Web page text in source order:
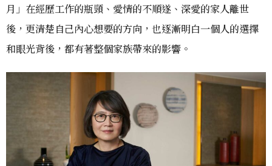
月」在經歷工作的瓶頸、愛情的不順遂、深愛的家人離世
後，更清楚自己內心想要的方向，也逐漸明白一個人的選擇
和眼光背後，都有著整個家族帶來的影響。